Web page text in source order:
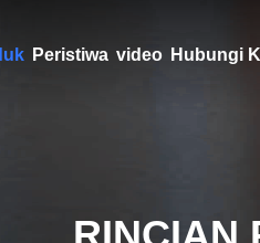
Peristiwa video Hubungi